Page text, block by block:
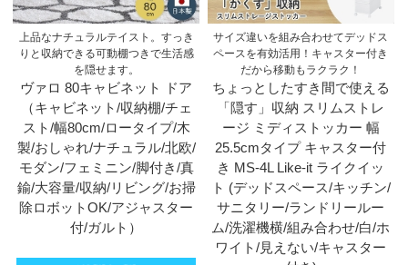
上品なナチュラルテイスト。すっき
りと収納できる可動棚つきで生活感
を隠せます。
ヴァロ 80キャビネット ドア
（キャビネット/収納棚/チェ
スト/幅80cm/ロータイプ/木
製/おしゃれ/ナチュラル/北欧/
モダン/フェミニン/脚付き/真
鍮/大容量/収納/リビング/お掃
除ロボットOK/アジャスター
付/ガルト）
サイズ違いを組み合わせてデッドス
ペースを有効活用！キャスター付き
だから移動もラクラク！
ちょっとしたすき間で使える
「隠す」収納 スリムストレ
ージ ミディストッカー 幅
25.5cmタイプ キャスター付
き MS-4L Like-it ライクイッ
ト (デッドスペース/キッチン/
サニタリー/ランドリールー
ム/洗濯機横/組み合わせ/白/ホ
ワイト/見えない/キャスター